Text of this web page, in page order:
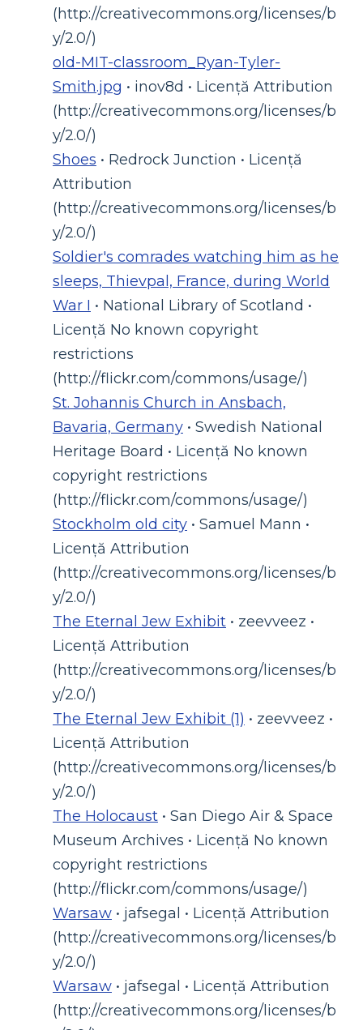
(http://creativecommons.org/licenses/b
y/2.0/)
old-MIT-classroom_Ryan-Tyler-
Smith.jpg • inov8d • Licență Attribution
(http://creativecommons.org/licenses/b
y/2.0/)
Shoes • Redrock Junction • Licență
Attribution
(http://creativecommons.org/licenses/b
y/2.0/)
Soldier's comrades watching him as he
sleeps, Thievpal, France, during World
War I • National Library of Scotland •
Licență No known copyright
restrictions
(http://flickr.com/commons/usage/)
St. Johannis Church in Ansbach,
Bavaria, Germany • Swedish National
Heritage Board • Licență No known
copyright restrictions
(http://flickr.com/commons/usage/)
Stockholm old city • Samuel Mann •
Licență Attribution
(http://creativecommons.org/licenses/b
y/2.0/)
The Eternal Jew Exhibit • zeevveez •
Licență Attribution
(http://creativecommons.org/licenses/b
y/2.0/)
The Eternal Jew Exhibit (1) • zeevveez •
Licență Attribution
(http://creativecommons.org/licenses/b
y/2.0/)
The Holocaust • San Diego Air & Space
Museum Archives • Licență No known
copyright restrictions
(http://flickr.com/commons/usage/)
Warsaw • jafsegal • Licență Attribution
(http://creativecommons.org/licenses/b
y/2.0/)
Warsaw • jafsegal • Licență Attribution
(http://creativecommons.org/licenses/b